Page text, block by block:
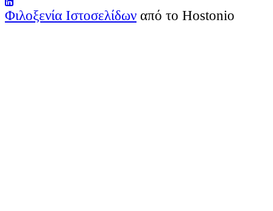
Φιλοξενία Ιστοσελίδων από το Hostonio